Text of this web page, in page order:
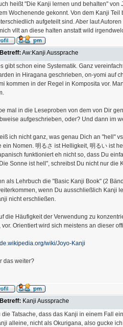
heißt "Die Kanji lernen und behalten"
Wochenende gekonnt. Von dem Kanji
aufgeteilt sind. Aber laut
vllt an diese halten anstatt wild
Betreff: Aw:Kanji Aussprache
gibt schon eine Systematik. Ganz
in Hiragana geschrieben, on-yomi auf
kommen in der Regel in Komposita vor.
mal in die Leseproben von dem von Dir
aufgeschrieben, oder? Und dann im
ich nicht ganz, was genau Dich an "hell"
ein Nomen. 明るさ ist Helligkeit, 明るい ist
funktioniert eh nicht so, dass Du
Sonne ist hell", schreibst Du nicht nur die
als Lehrbuch die "Basic Kanji Book" (2
wenn Du ausschließlich Kanji
nicht erschließen.
die Häufigkeit der Verwendung zu
vor. Orientiert wird sich meistens an dieser
wiki/Joyo-Kanji
das weiter?
Betreff: Kanji Aussprache
die Tatsache, dass das Kanji in einem Fall
alleine, nicht als Okurigana, also gucke